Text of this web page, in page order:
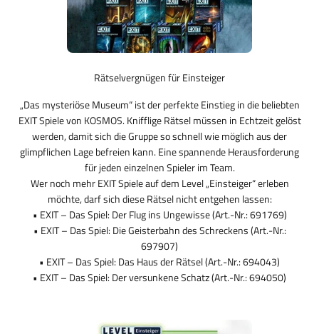
Rätselvergnügen für Einsteiger
„Das mysteriöse Museum“ ist der perfekte Einstieg in die beliebten
EXIT Spiele von KOSMOS. Knifflige Rätsel müssen in Echtzeit gelöst
werden, damit sich die Gruppe so schnell wie möglich aus der
glimpflichen Lage befreien kann. Eine spannende Herausforderung
für jeden einzelnen Spieler im Team.
Wer noch mehr EXIT Spiele auf dem Level „Einsteiger“ erleben
möchte, darf sich diese Rätsel nicht entgehen lassen:
• EXIT – Das Spiel: Der Flug ins Ungewisse (Art.-Nr.: 691769)
• EXIT – Das Spiel: Die Geisterbahn des Schreckens (Art.-Nr.:
697907)
• EXIT – Das Spiel: Das Haus der Rätsel (Art.-Nr.: 694043)
• EXIT – Das Spiel: Der versunkene Schatz (Art.-Nr.: 694050)